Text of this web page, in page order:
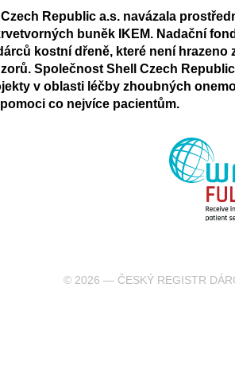
Republic a.s. navázala
buněk IKEM. Nadační
kostní dřeně, které není
Společnost Shell Czech
v oblasti léčby zhoubných
co nejvíce pacientům.
© 2026 — ČESKÝ REGISTR